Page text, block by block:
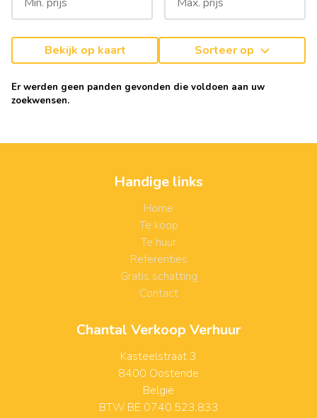
Bekijk op kaart Sorteer op
Er werden geen panden gevonden die voldoen aan uw
zoekwensen.
Handige links
Home
Te koop
Te huur
Referenties
Gratis schatting
Contact
Chantal Verkoop Verhuur
Kasteelstraat 3
8400 Oostende
België
BTW BE 0740.523.833